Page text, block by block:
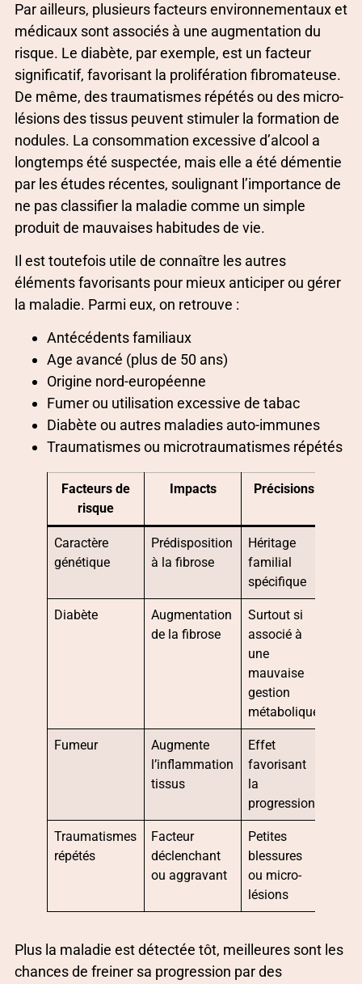
Par ailleurs, plusieurs facteurs environnementaux et
médicaux sont associés à une augmentation du
risque. Le diabète, par exemple, est un facteur
significatif, favorisant la prolifération fibromateuse.
De même, des traumatismes répétés ou des micro-
lésions des tissus peuvent stimuler la formation de
nodules. La consommation excessive d’alcool a
longtemps été suspectée, mais elle a été démentie
par les études récentes, soulignant l’importance de
ne pas classifier la maladie comme un simple
produit de mauvaises habitudes de vie.
Il est toutefois utile de connaître les autres
éléments favorisants pour mieux anticiper ou gérer
la maladie. Parmi eux, on retrouve :
Antécédents familiaux
Age avancé (plus de 50 ans)
Origine nord-européenne
Fumer ou utilisation excessive de tabac
Diabète ou autres maladies auto-immunes
Traumatismes ou microtraumatismes répétés
Facteurs de
risque
Impacts Précisions
Caractère
génétique
Prédisposition
à la fibrose
Héritage
familial
spécifique
Diabète
Augmentation
de la fibrose
Surtout si
associé à
une
mauvaise
gestion
métabolique
Fumeur
Augmente
l’inflammation
tissus
Effet
favorisant
la
progression
Traumatismes
répétés
Facteur
déclenchant
ou aggravant
Petites
blessures
ou micro-
lésions
Plus la maladie est détectée tôt, meilleures sont les
chances de freiner sa progression par des